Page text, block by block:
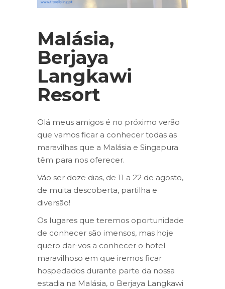
Malásia,
Berjaya
Langkawi
Resort
Olá meus amigos é no próximo verão
que vamos ficar a conhecer todas as
maravilhas que a Malásia e Singapura
têm para nos oferecer.
Vão ser doze dias, de 11 a 22 de agosto,
de muita descoberta, partilha e
diversão!
Os lugares que teremos oportunidade
de conhecer são imensos, mas hoje
quero dar-vos a conhecer o hotel
maravilhoso em que iremos ficar
hospedados durante parte da nossa
estadia na Malásia, o Berjaya Langkawi